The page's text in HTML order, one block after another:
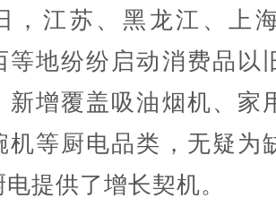
，江苏、黑龙江、上
等地纷纷启动消费品以
新增覆盖吸油烟机、家
机等厨电品类，无疑为
提供了增长契机。